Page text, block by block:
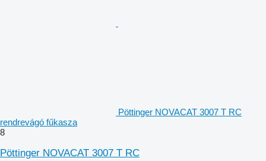
Pöttinger NOVACAT 3007 T RC
rendrevágó fűkasza
8
Pöttinger NOVACAT 3007 T RC